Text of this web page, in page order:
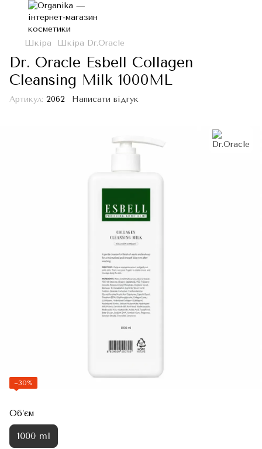
Шкіра Шкіра Dr.Oracle
Dr. Oracle Esbell Collagen
Cleansing Milk 1000ML
Артикул: 2062 Написати відгук
−30%
Об’єм
1000 ml